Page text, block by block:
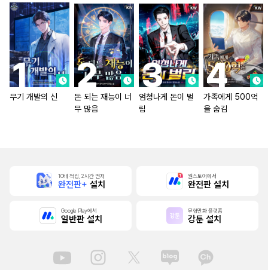
무기 개발의 신
돈 되는 재능이 너
무 많음
엄청나게 돈이 벌
림
가족에게 500억
을 숨김
10배 적립, 2시간 먼저
완전판+ 설치
원스토어에서
완전판 설치
Google Play에서
일반판 설치
무협만화 플랫폼
강툰 설치